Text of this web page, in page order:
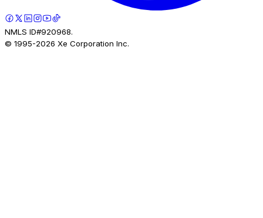
NMLS ID#920968.
© 1995-2026 Xe Corporation Inc.